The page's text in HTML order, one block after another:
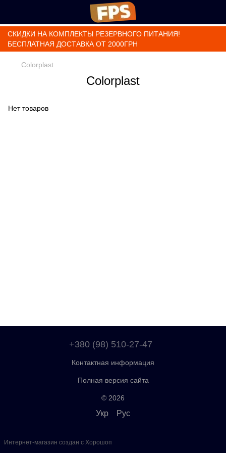
СКИДКИ НА КОМПЛЕКТЫ РЕЗЕРВНОГО ПИТАНИЯ!
БЕСПЛАТНАЯ ДОСТАВКА ОТ 2000ГРН
Colorplast
Colorplast
Нет товаров
+380 (98) 510-27-47
Контактная информация
Полная версия сайта
© 2026
Укр Рус
Интернет-магазин создан с Хорошоп